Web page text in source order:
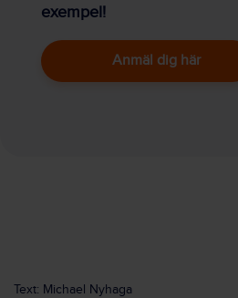
exempel!
Anmäl dig här
Text: Michael Nyhaga